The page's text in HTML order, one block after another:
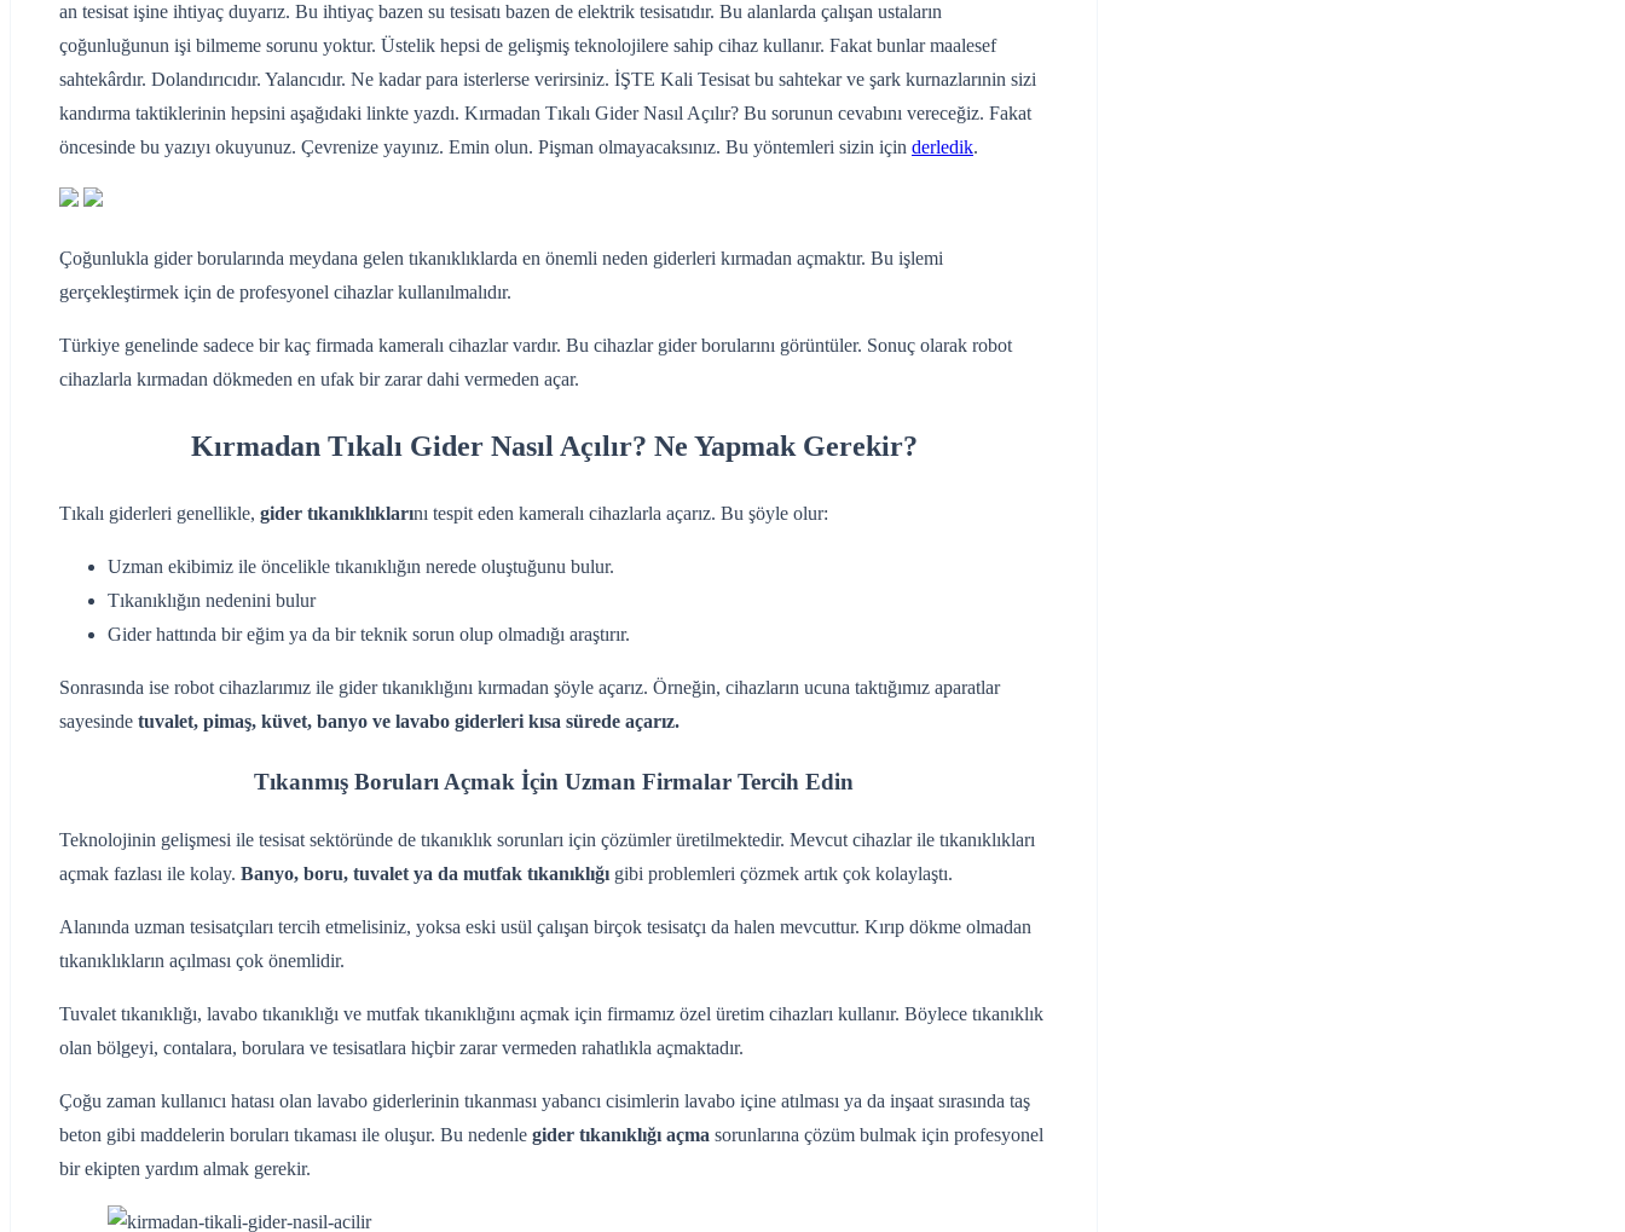
an tesisat işine ihtiyaç duyarız. Bu ihtiyaç bazen su tesisatı bazen de elektrik tesisatıdır. Bu alanlarda çalışan ustaların
çoğunluğunun işi bilmeme sorunu yoktur. Üstelik hepsi de gelişmiş teknolojilere sahip cihaz kullanır. Fakat bunlar maalesef
sahtekârdır. Dolandırıcıdır. Yalancıdır. Ne kadar para isterlerse verirsiniz. İŞTE Kali Tesisat bu sahtekar ve şark kurnazlarınin sizi
kandırma taktiklerinin hepsini aşağıdaki linkte yazdı. Kırmadan Tıkalı Gider Nasıl Açılır? Bu sorunun cevabını vereceğiz. Fakat
öncesinde bu yazıyı okuyunuz. Çevrenize yayınız. Emin olun. Pişman olmayacaksınız. Bu yöntemleri sizin için derledik.
Çoğunlukla gider borularında meydana gelen tıkanıklıklarda en önemli neden giderleri kırmadan açmaktır. Bu işlemi
gerçekleştirmek için de profesyonel cihazlar kullanılmalıdır.
Türkiye genelinde sadece bir kaç firmada kameralı cihazlar vardır. Bu cihazlar gider borularını görüntüler. Sonuç olarak robot
cihazlarla kırmadan dökmeden en ufak bir zarar dahi vermeden açar.
Kırmadan Tıkalı Gider Nasıl Açılır? Ne Yapmak Gerekir?
Tıkalı giderleri genellikle, gider tıkanıklıklarını tespit eden kameralı cihazlarla açarız. Bu şöyle olur:
Uzman ekibimiz ile öncelikle tıkanıklığın nerede oluştuğunu bulur.
Tıkanıklığın nedenini bulur
Gider hattında bir eğim ya da bir teknik sorun olup olmadığı araştırır.
Sonrasında ise robot cihazlarımız ile gider tıkanıklığını kırmadan şöyle açarız. Örneğin, cihazların ucuna taktığımız aparatlar
sayesinde tuvalet, pimaş, küvet, banyo ve lavabo giderleri kısa sürede açarız.
Tıkanmış Boruları Açmak İçin Uzman Firmalar Tercih Edin
Teknolojinin gelişmesi ile tesisat sektöründe de tıkanıklık sorunları için çözümler üretilmektedir. Mevcut cihazlar ile tıkanıklıkları
açmak fazlası ile kolay. Banyo, boru, tuvalet ya da mutfak tıkanıklığıgibi problemleri çözmek artık çok kolaylaştı.
Alanında uzman tesisatçıları tercih etmelisiniz, yoksa eski usül çalışan birçok tesisatçı da halen mevcuttur. Kırıp dökme olmadan
tıkanıklıkların açılması çok önemlidir.
Tuvalet tıkanıklığı, lavabo tıkanıklığı ve mutfak tıkanıklığını açmak için firmamız özel üretim cihazları kullanır. Böylece tıkanıklık
olan bölgeyi, contalara, borulara ve tesisatlara hiçbir zarar vermeden rahatlıkla açmaktadır.
Çoğu zaman kullanıcı hatası olan lavabo giderlerinin tıkanması yabancı cisimlerin lavabo içine atılması ya da inşaat sırasında taş
beton gibi maddelerin boruları tıkaması ile oluşur. Bu nedenle gider tıkanıklığı açma sorunlarına çözüm bulmak için profesyonel
bir ekipten yardım almak gerekir.